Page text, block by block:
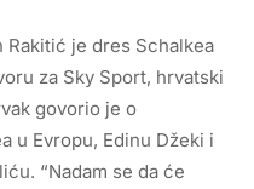
Rakitić je dres Schalkea
za Sky Sport, hrvatski
govorio je o
u Evropu, Edinu Džeki i
“Nadam se da će